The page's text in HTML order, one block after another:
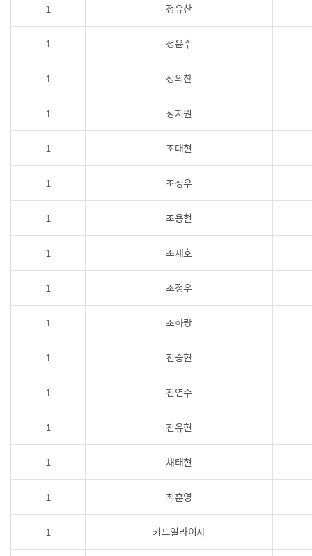
1 정유찬
1 정윤수
1 정의찬
1 정지원
1 조대현
1 조성우
1 조용현
1 조재호
1 조정우
1 조하랑
1 진승현
1 진연수
1 진유현
1 채태현
1 최훈영
1 키드일라이자